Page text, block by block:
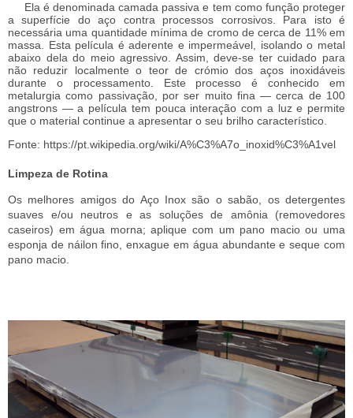
Ela é denominada camada passiva e tem como função proteger
a superfície do aço contra processos corrosivos. Para isto é
necessária uma quantidade mínima de cromo de cerca de 11% em
massa. Esta película é aderente e impermeável, isolando o metal
abaixo dela do meio agressivo. Assim, deve-se ter cuidado para
não reduzir localmente o teor de crómio dos aços inoxidáveis
durante o processamento. Este processo é conhecido em
metalurgia como passivação, por ser muito fina — cerca de 100
angstrons — a película tem pouca interação com a luz e permite
que o material continue a apresentar o seu brilho característico.
Fonte: https://pt.wikipedia.org/wiki/A%C3%A7o_inoxid%C3%A1vel
Limpeza de Rotina
Os melhores amigos do Aço Inox são o sabão, os detergentes
suaves e/ou neutros e as soluções de amônia (removedores
caseiros) em água morna; aplique com um pano macio ou uma
esponja de náilon fino, enxague em água abundante e seque com
pano macio.